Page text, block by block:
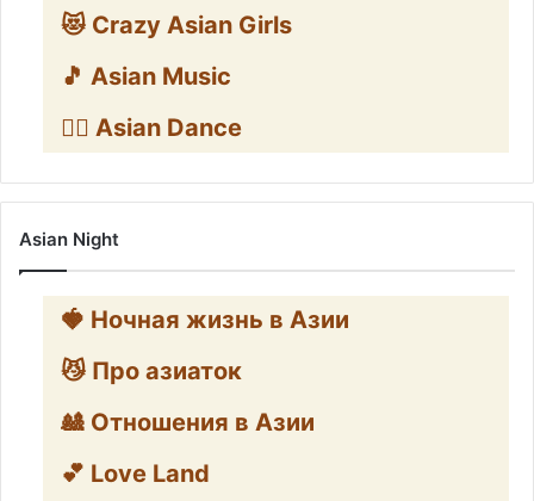
😻 Crazy Asian Girls
🎵 Asian Music
👯‍♀️ Asian Dance
Asian Night
🍓 Ночная жизнь в Азии
😼 Про азиаток
🎎 Отношения в Азии
💕 Love Land